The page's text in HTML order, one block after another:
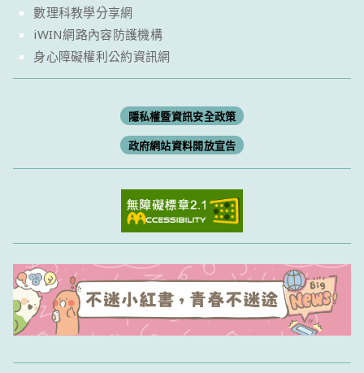
數理科教學分享網
iWIN網路內容防護機構
身心障礙權利公約資訊網
隱私權暨資訊安全政策
政府網站資料開放宣告